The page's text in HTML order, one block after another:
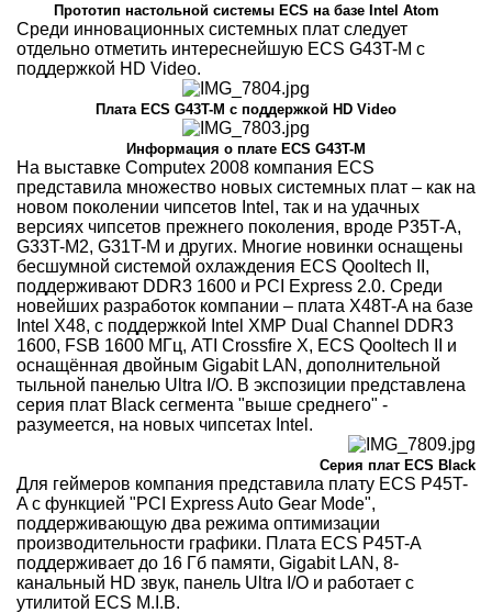
Прототип настольной системы ECS на базе Intel Atom
Среди инновационных системных плат следует
отдельно отметить интереснейшую ECS G43T-M с
поддержкой HD Video.
Плата ECS G43T-M с поддержкой HD Video
Информация о плате ECS G43T-M
На выставке Computex 2008 компания ECS
представила множество новых системных плат – как на
новом поколении чипсетов Intel, так и на удачных
версиях чипсетов прежнего поколения, вроде P35T-A,
G33T-M2, G31T-M и других. Многие новинки оснащены
бесшумной системой охлаждения ECS Qooltech II,
поддерживают DDR3 1600 и PCI Express 2.0. Среди
новейших разработок компании – плата X48T-A на базе
Intel X48, с поддержкой Intel XMP Dual Channel DDR3
1600, FSB 1600 МГц, ATI Crossfire X, ECS Qooltech II и
оснащённая двойным Gigabit LAN, дополнительной
тыльной панелью Ultra I/O. В экспозиции представлена
серия плат Black сегмента "выше среднего" -
разумеется, на новых чипсетах Intel.
Cерия плат ECS Black
Для геймеров компания представила плату ECS P45T-
A с функцией "PCI Express Auto Gear Mode",
поддерживающую два режима оптимизации
производительности графики. Плата ECS P45T-A
поддерживает до 16 Гб памяти, Gigabit LAN, 8-
канальный HD звук, панель Ultra I/O и работает с
утилитой ECS M.I.B.